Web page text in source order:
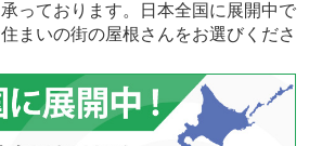
っております。日本全国に展開中で
まいの街の屋根さんをお選びくださ